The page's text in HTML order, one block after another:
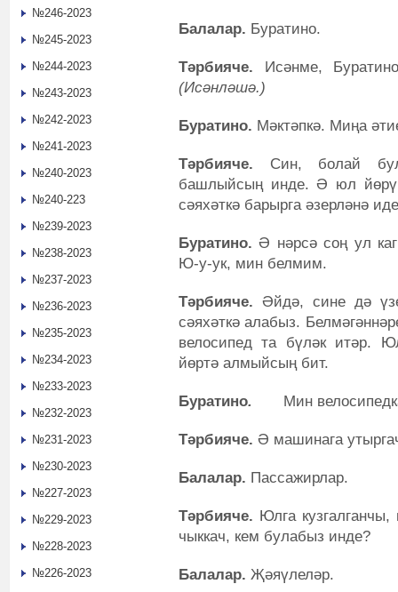
Балалар. Буратино.
Тәрбияче. Исәнме,
(Исәнләшә.)
Буратино. Мәктәпкә. Миңа
Тәрбияче. Син, болай
башлыйсың инде. Ә юл йөрү
сәяхәткә барырга әзерләнә
Буратино. Ә нәрсә соң ул
Ю-у-ук, мин белмим.
Тәрбияче. Әйдә, сине дә
сәяхәткә алабыз.
велосипед та бүләк итәр.
йөртә алмыйсың бит.
Буратино. Мин
Тәрбияче. Ә машинага
Балалар. Пассажирлар.
Тәрбияче. Юлга
чыккач, кем булабыз инде?
Балалар. Җәяүлеләр.
№246-2023
№245-2023
№244-2023
№243-2023
№242-2023
№241-2023
№240-2023
№240-223
№239-2023
№238-2023
№237-2023
№236-2023
№235-2023
№234-2023
№233-2023
№232-2023
№231-2023
№230-2023
№227-2023
№229-2023
№228-2023
№226-2023